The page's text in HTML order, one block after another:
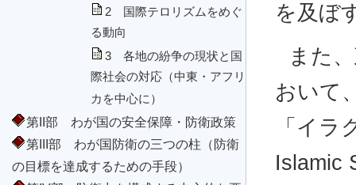
2 国際テロリズムをめぐ
る動向
3 各地の紛争の現状と国
際社会の対応（中東・アフリ
カを中心に）
第II部 わが国の安全保障・防衛政策
第III部 わが国防衛の三つの柱（防衛
の目標を達成するための手段）
を及ぼ
また
おいて
「イ
Islamic